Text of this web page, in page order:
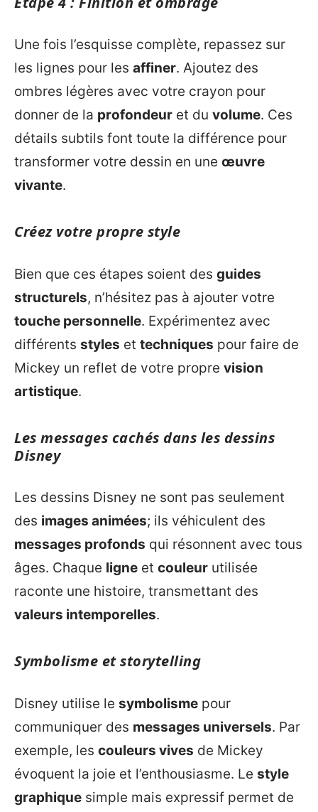
Une fois l’esquisse complète, repassez sur
les lignes pour les affiner. Ajoutez des
ombres légères avec votre crayon pour
donner de la profondeur et du volume. Ces
détails subtils font toute la différence pour
transformer votre dessin en une œuvre
vivante.
Créez votre propre style
Bien que ces étapes soient des guides
structurels, n’hésitez pas à ajouter votre
touche personnelle. Expérimentez avec
différents styles et techniques pour faire de
Mickey un reflet de votre propre vision
artistique.
Les messages cachés dans les dessins
Disney
Les dessins Disney ne sont pas seulement
des images animées; ils véhiculent des
messages profonds qui résonnent avec tous
âges. Chaque ligne et couleur utilisée
raconte une histoire, transmettant des
valeurs intemporelles.
Symbolisme et storytelling
Disney utilise le symbolisme pour
communiquer des messages universels. Par
exemple, les couleurs vives de Mickey
évoquent la joie et l’enthousiasme. Le style
graphique simple mais expressif permet de